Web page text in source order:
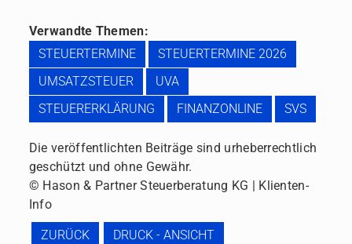
Verwandte Themen:
STEUERTERMINE
STEUERTERMINE 2026
UMSATZSTEUER
UVA
STEUERERKLÄRUNG
FINANZONLINE SVS
Die veröffentlichten Beiträge sind urheberrechtlich
geschützt und ohne Gewähr.
© Hason & Partner Steuerberatung KG | Klienten-
Info
ZURÜCK
DRUCK - ANSICHT